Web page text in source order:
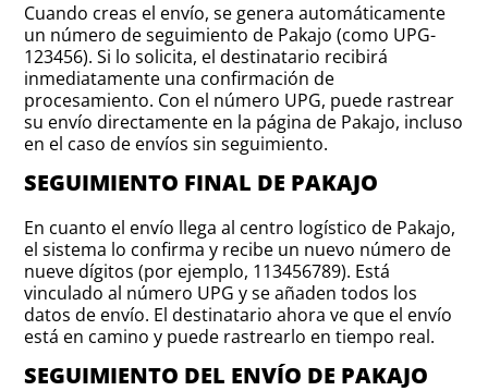
Cuando creas el envío, se genera automáticamente
un número de seguimiento de Pakajo (como UPG-
123456). Si lo solicita, el destinatario recibirá
inmediatamente una confirmación de
procesamiento. Con el número UPG, puede rastrear
su envío directamente en la página de Pakajo, incluso
en el caso de envíos sin seguimiento.
SEGUIMIENTO FINAL DE PAKAJO
En cuanto el envío llega al centro logístico de Pakajo,
el sistema lo confirma y recibe un nuevo número de
nueve dígitos (por ejemplo, 113456789). Está
vinculado al número UPG y se añaden todos los
datos de envío. El destinatario ahora ve que el envío
está en camino y puede rastrearlo en tiempo real.
SEGUIMIENTO DEL ENVÍO DE PAKAJO